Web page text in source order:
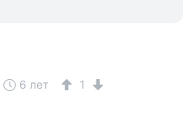
6 лет
1